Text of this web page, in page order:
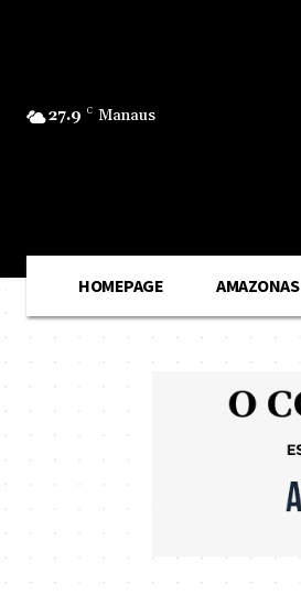
27.9 C Manaus
HOMEPAGE AMAZONAS